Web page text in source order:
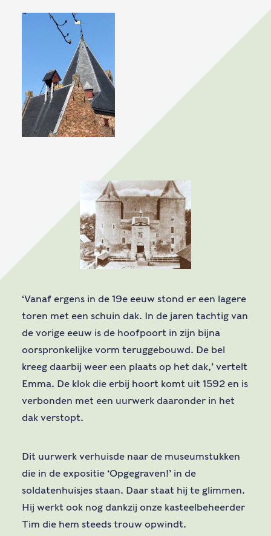
‘Vanaf ergens in de 19e eeuw stond er een lagere
toren met een schuin dak. In de jaren tachtig van
de vorige eeuw is de hoofpoort in zijn bijna
oorspronkelijke vorm teruggebouwd. De bel
kreeg daarbij weer een plaats op het dak,’ vertelt
Emma. De klok die erbij hoort komt uit 1592 en is
verbonden met een uurwerk daaronder in het
dak verstopt.
Dit uurwerk verhuisde naar de museumstukken
die in de expositie ‘Opgegraven!’ in de
soldatenhuisjes staan. Daar staat hij te glimmen.
Hij werkt ook nog dankzij onze kasteelbeheerder
Tim die hem steeds trouw opwindt.